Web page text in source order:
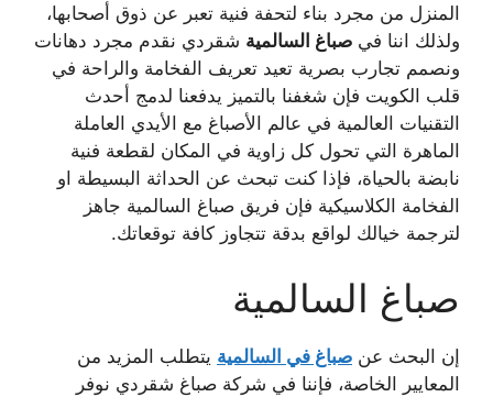
المنزل من مجرد بناء لتحفة فنية تعبر عن ذوق أصحابها،
ولذلك اننا في صباغ السالمية شقردي نقدم مجرد دهانات
ونصمم تجارب بصرية تعيد تعريف الفخامة والراحة في
قلب الكويت فإن شغفنا بالتميز يدفعنا لدمج أحدث
التقنيات العالمية في عالم الأصباغ مع الأيدي العاملة
الماهرة التي تحول كل زاوية في المكان لقطعة فنية
نابضة بالحياة، فإذا كنت تبحث عن الحداثة البسيطة او
الفخامة الكلاسيكية فإن فريق صباغ السالمية جاهز
لترجمة خيالك لواقع بدقة تتجاوز كافة توقعاتك.
​صباغ السالمية
إن البحث عن صباغ في السالمية يتطلب المزيد من
المعايير الخاصة، فإننا في شركة صباغ شقردي نوفر